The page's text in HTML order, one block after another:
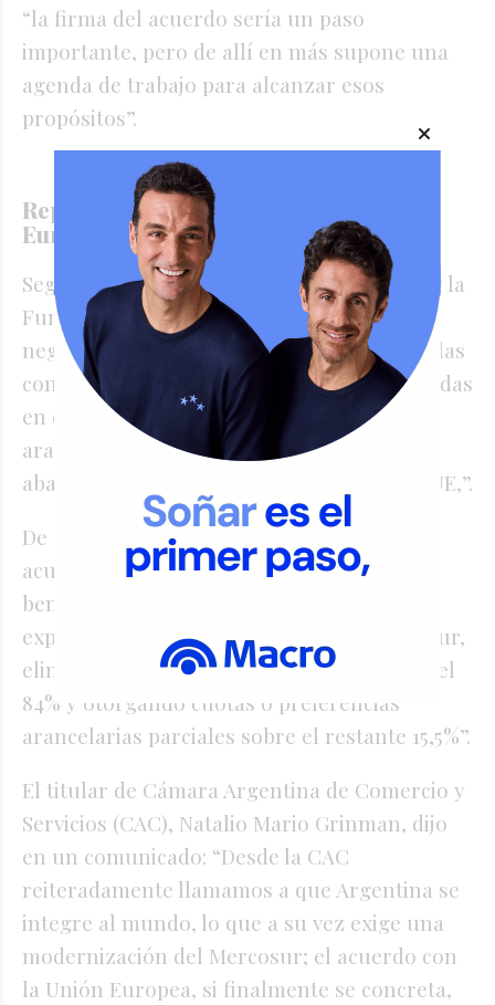
“la firma del acuerdo sería un paso
importante, pero de allí en más supone una
agenda de trabajo para alcanzar esos
propósitos”.
Repercusiones tras el acuerdo Unión
Europea- Mercosur
Según un informe de la Bolsa de Cereales y la
Fundación INAI (Instituto para las
negociaciones agrícolas internacionales), “las
condiciones preferenciales de acceso incluidas
en el Acuerdo (tanto arancelarias como no
arancelarias) nos permitirán ser un
abastecedor privilegiado al mercado de la UE,”.
De acuerdo con el informe, a través del
acuerdo “la Unión Europea otorgará
beneficios arancelarios para el 99,5% de las
exportaciones agroindustriales del Mercosur,
eliminando totalmente sus aranceles para el
84% y otorgando cuotas o preferencias
arancelarias parciales sobre el restante 15,5%”.
El titular de Cámara Argentina de Comercio y
Servicios (CAC), Natalio Mario Grinman, dijo
en un comunicado: “Desde la CAC
reiteradamente llamamos a que Argentina se
integre al mundo, lo que a su vez exige una
modernización del Mercosur; el acuerdo con
la Unión Europea, si finalmente se concreta,